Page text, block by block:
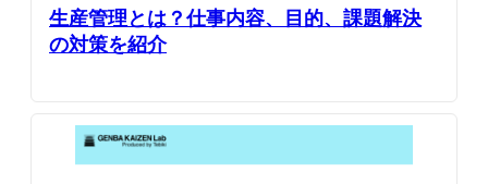
生産管理とは？仕事内容、目的、課題解決
の対策を紹介